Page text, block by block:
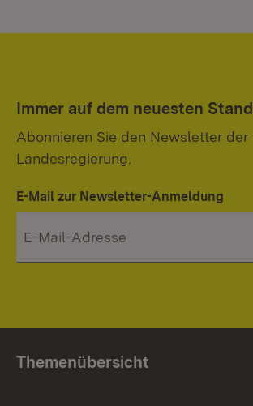
Immer auf dem neuesten Stand
Abonnieren Sie den Newsletter der
Landesregierung.
E-Mail zur Newsletter-Anmeldung
Themenübersicht